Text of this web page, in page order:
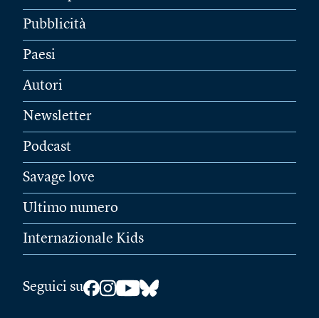
Pubblicità
Paesi
Autori
Newsletter
Podcast
Savage love
Ultimo numero
Internazionale Kids
Seguici su